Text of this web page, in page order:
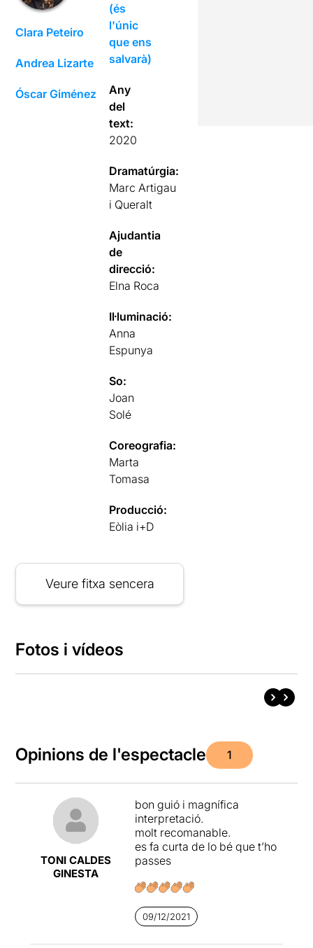
Clara Peteiro
Andrea Lizarte
Óscar Giménez
(és
l'únic
que ens
salvarà)
Any
del
text:
2020
Dramatúrgia:
Marc Artigau
i Queralt
Ajudantia
de
direcció:
Elna Roca
Il·luminació:
Anna
Espunya
So:
Joan
Solé
Coreografia:
Marta
Tomasa
Producció:
Eòlia i+D
Veure fitxa sencera
Fotos i vídeos
Opinions de l'espectacle 1
TONI CALDES
GINESTA
bon guió i magnífica
interpretació.
molt recomanable.
es fa curta de lo bé que t’ho
passes
09/12/2021